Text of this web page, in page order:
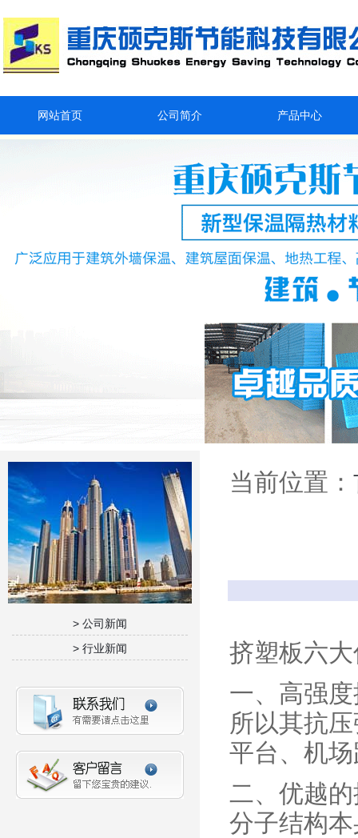
网站首页 公司简介 产品中心
> 公司新闻
> 行业新闻
当前位置：
挤塑板六
一、高强
所以其抗
平台、机
二、优越
分子结构